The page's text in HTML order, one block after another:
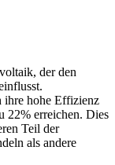
der den
ihre hohe Effizienz
22% erreichen. Dies
Teil der
als andere